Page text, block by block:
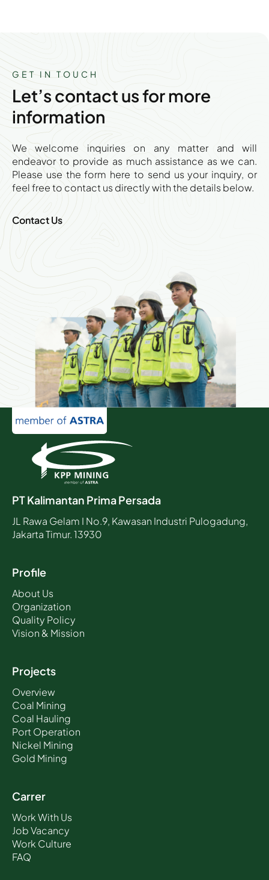
GET IN TOUCH
Let’s contact us for more
information
We welcome inquiries on any matter and will
endeavor to provide as much assistance as we can.
Please use the form here to send us your inquiry, or
feel free to contact us directly with the details below.
Contact Us
PT Kalimantan Prima Persada
JL Rawa Gelam I No.9, Kawasan Industri Pulogadung,
Jakarta Timur. 13930
Profile
About Us
Organization
Quality Policy
Vision & Mission
Projects
Overview
Coal Mining
Coal Hauling
Port Operation
Nickel Mining
Gold Mining
Carrer
Work With Us
Job Vacancy
Work Culture
FAQ